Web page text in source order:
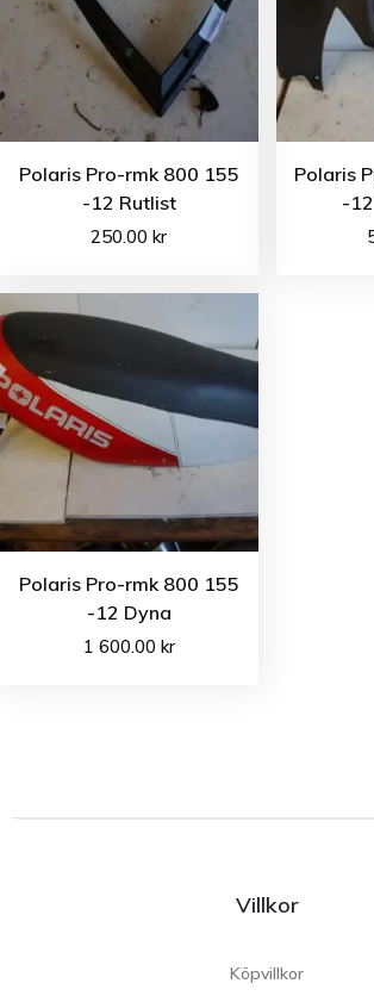
Polaris Pro-rmk 800 155
-12 Rutlist
250.00kr
Polaris
-
Polaris Pro-rmk 800 155
-12 Dyna
1 600.00 kr
Villkor
Köpvillkor